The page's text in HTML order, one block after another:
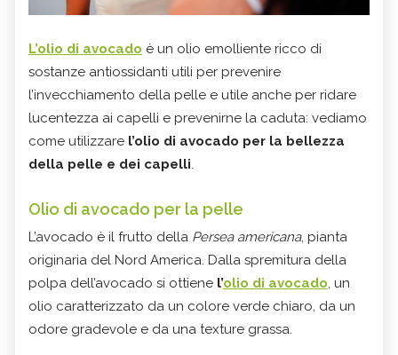
L’olio di avocado è un olio emolliente ricco di
sostanze antiossidanti utili per prevenire
l’invecchiamento della pelle e utile anche per ridare
lucentezza ai capelli e prevenirne la caduta: vediamo
come utilizzare l’olio di avocado per la bellezza
della pelle e dei capelli.
Olio di avocado per la pelle
L’avocado è il frutto della Persea americana, pianta
originaria del Nord America. Dalla spremitura della
polpa dell’avocado si ottiene l’olio di avocado, un
olio caratterizzato da un colore verde chiaro, da un
odore gradevole e da una texture grassa.